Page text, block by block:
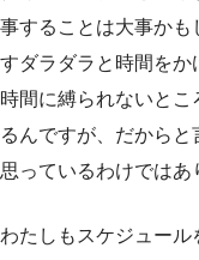
事することは大事か
すダラダラと時間をか
時間に縛られないと
るんですが、だから
思っているわけではあ
わたしもスケジュー